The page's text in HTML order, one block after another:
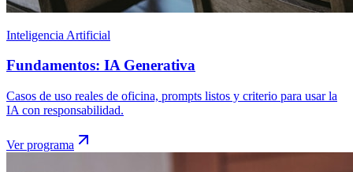
Inteligencia Artificial
Fundamentos: IA Generativa
Casos de uso reales de oficina, prompts listos y criterio para usar la
IA con responsabilidad.
Ver programa